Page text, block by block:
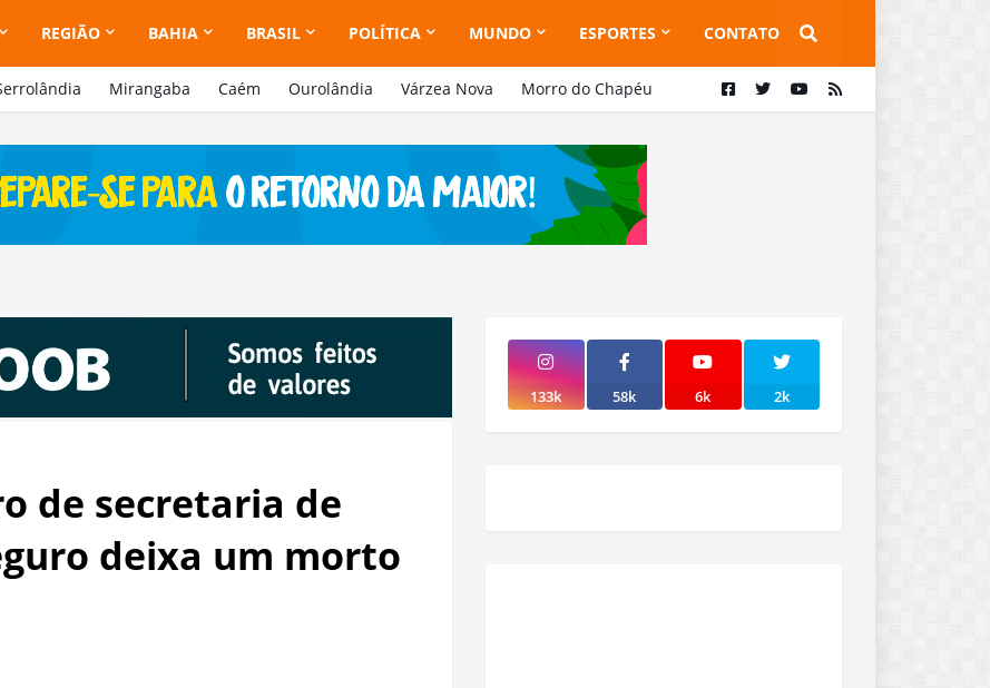
REGIÃO BAHIA BRASIL POLÍTICA MUNDO ESPORTES CONTATO
Mirangaba Caém Ourolândia Várzea Nova Morro do Chapéu
de secretaria de
deixa um morto
133k 58k 6k 2k